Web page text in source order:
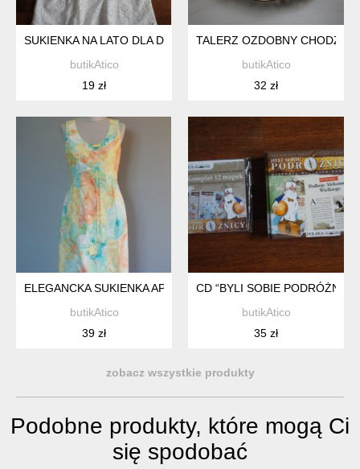
SUKIENKA NA LATO DLA DZIEWCZYNKI - ZARA *29
butikAtico
19 zł
TALERZ OZDOBNY
butikAtico
32 zł
ELEGANCKA SUKIENKA APANAGE *27
butikAtico
39 zł
CD “BYLI SOBIE
butikAtico
35 zł
zobacz wszystkie produkty
Podobne produkty, które mogą Ci
się spodobać